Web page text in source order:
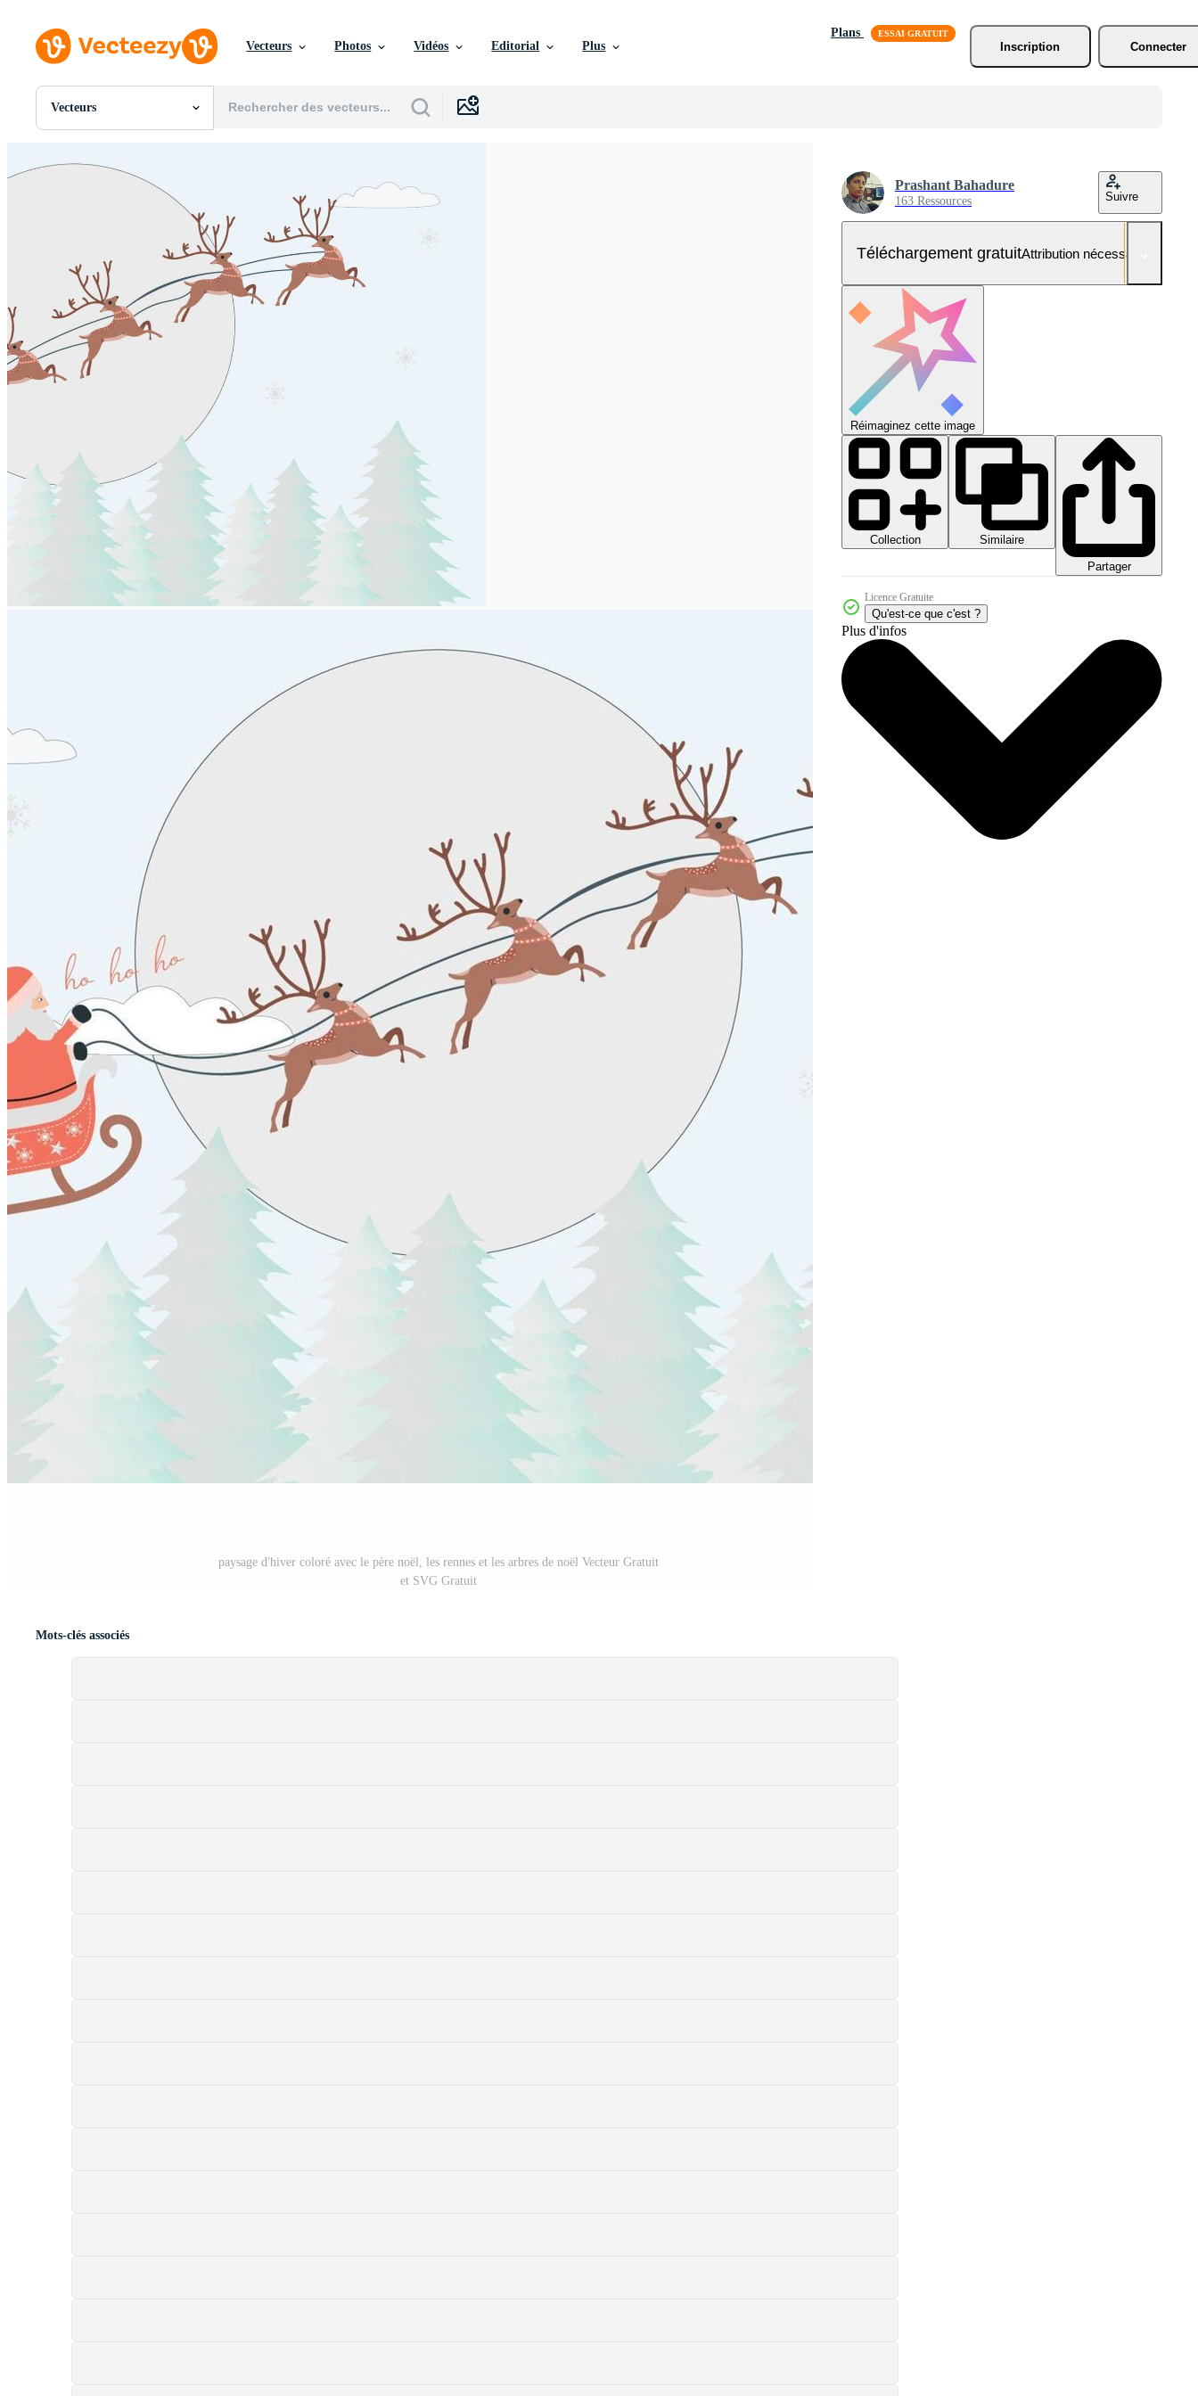
Vecteurs Photos Vidéos Editorial Plus
Plans
Inscription
Connecter
Vecteurs
Toutes Images
PNGs
Vidéos
Motion graphics
Images Éditoriales
Événements Éditoriaux
paysage d'hiver coloré avec le père noël, les rennes et les arbres de noël Vecteur Gratuit
et SVG Gratuit
Prashant Bahadure
163 Ressources Suivre
Téléchargement gratuitAttribution nécessaire
Réimaginez cette image
Collection
Similaire
Partager
Licence Gratuite
Qu'est-ce que c'est ?
Plus d'infos
Mots-clés associés